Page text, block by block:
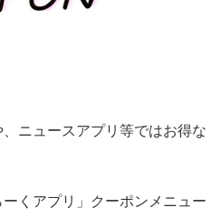
ニュースアプリ等ではお得な
くアプリ」クーポンメニュー